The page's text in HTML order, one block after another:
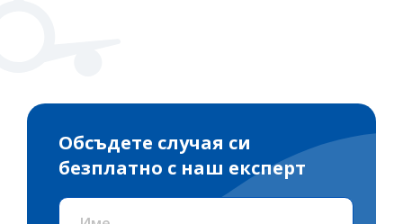
Обсъдете случая си
безплатно с наш експерт
Име